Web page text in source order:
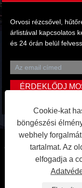
Orvosi rézcsővel,
árlistával kapcsolatos
és 24 órán belül
Copyright © 2024
Cookie-kat
böngészési
webhely
tartalmat. Az
elfogadja a